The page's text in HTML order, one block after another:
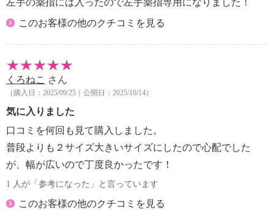
左手の薬指には入ったので左手薬指専用になりました！
このお客様の他のクチコミを見る
くろねこ さん
（購入日：2025/09/25｜公開日：2025/10/14）
気に入りました
口コミを何回も見て購入しました。
普段よりも２サイズ大きいサイズにしたので心配でした
が、幅が広いので丁度良かったです！
1 人が「参考になった」と言っています
このお客様の他のクチコミを見る